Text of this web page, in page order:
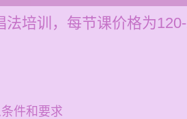
法培训，每节课价格为
件和要求